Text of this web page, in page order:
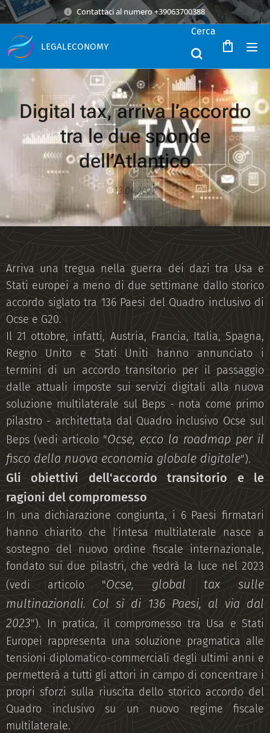
Contattaci al numero +39063700388
LEGALECONOMY
Cerca
Digital tax, arriva l’accordo
tra le due sponde
dell’Atlantico
13.04.2022
Arriva una tregua nella guerra dei dazi tra Usa e
Stati europei a meno di due settimane dallo storico
accordo siglato tra 136 Paesi del Quadro inclusivo di
Ocse e G20.
Il 21 ottobre, infatti, Austria, Francia, Italia, Spagna,
Regno Unito e Stati Uniti hanno annunciato i
termini di un accordo transitorio per il passaggio
dalle attuali imposte sui servizi digitali alla nuova
soluzione multilaterale sul Beps - nota come primo
pilastro - architettata dal Quadro inclusivo Ocse sul
Beps (vedi articolo "Ocse, ecco la roadmap per il
fisco della nuova economia globale digitale").
Gli obiettivi dell'accordo transitorio e le
ragioni del compromesso
In una dichiarazione congiunta, i 6 Paesi firmatari
hanno chiarito che l'intesa multilaterale nasce a
sostegno del nuovo ordine fiscale internazionale,
fondato sui due pilastri, che vedrà la luce nel 2023
(vedi articolo "Ocse, global tax sulle
multinazionali. Col sì di 136 Paesi, al via dal
2023"). In pratica, il compromesso tra Usa e Stati
Europei rappresenta una soluzione pragmatica alle
tensioni diplomatico-commerciali degli ultimi anni e
permetterà a tutti gli attori in campo di concentrare i
propri sforzi sulla riuscita dello storico accordo del
Quadro inclusivo su un nuovo regime fiscale
multilaterale.